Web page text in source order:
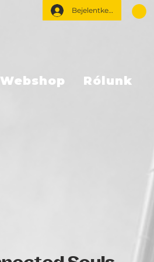
Bejelentkezés
Webshop Rólunk